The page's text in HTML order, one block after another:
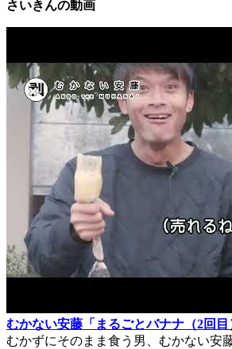
さいきんの動画
むかない安藤「まるごとバナナ（2回目
むかずにそのまま食う男、むかない安